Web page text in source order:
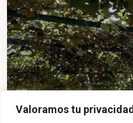
Valoramos tu privacidad
185€